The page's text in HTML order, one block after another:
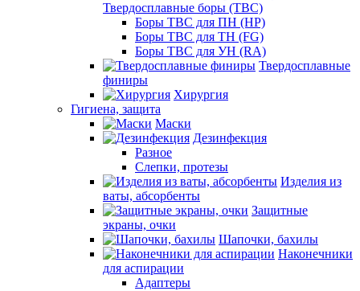
Твердосплавные боры (ТВС)
Боры ТВС для ПН (HP)
Боры ТВС для ТН (FG)
Боры ТВС для УН (RA)
Твердосплавные
финиры
Хирургия
Гигиена, защита
Маски
Дезинфекция
Разное
Слепки, протезы
Изделия из
ваты, абсорбенты
Защитные
экраны, очки
Шапочки, бахилы
Наконечники
для аспирации
Адаптеры